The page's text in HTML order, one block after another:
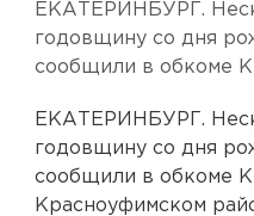
ЕКАТЕРИНБУРГ.
годовщину со дня
сообщили в обкоме
ЕКАТЕРИНБУРГ.
годовщину со дня
сообщили в обкоме
Красноуфимском